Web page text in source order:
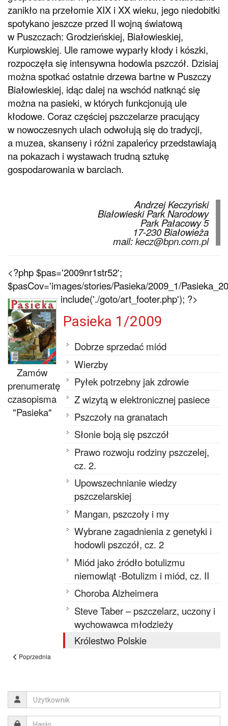
zanikło na przełomie XIX i XX wieku, jego niedobitki
spotykano jeszcze przed II wojną światową
w Puszczach: Grodzieńskiej, Białowieskiej,
Kurpiowskiej. Ule ramowe wyparły kłody i kószki,
rozpoczęła się intensywna hodowla pszczół. Dzisiaj
można spotkać ostatnie drzewa bartne w Puszczy
Białowieskiej, idąc dalej na wschód natknąć się
można na pasieki, w których funkcjonują ule
kłodowe. Coraz częściej pszczelarze pracujący
w nowoczesnych ulach odwołują się do tradycji,
a muzea, skanseny i różni zapaleńcy przedstawiają
na pokazach i wystawach trudną sztukę
gospodarowania w barciach.
Andrzej Keczyński
Białowieski Park Narodowy
Park Pałacowy 5
17-230 Białowieża
mail:kecz@bpn.com.pl
<?php $pas='2009nr1str52';
$pasCov='images/stories/Pasieka/2009_1/
include('./goto/art_footer.php'); ?>
Zamów
prenumeratę
czasopisma
"Pasieka"
Pasieka 1/2009
Dobrze sprzedać miód
Wierzby
Pyłek potrzebny jak zdrowie
Z wizytą w elektronicznej pasiece
Pszczoły na granatach
Słonie boją się pszczół
Prawo rozwoju rodziny pszczelej,
cz. 2.
Upowszechnianie wiedzy
pszczelarskiej
Mangan, pszczoły i my
Wybrane zagadnienia z genetyki i
hodowli pszczół, cz. 2
Miód jako źródło botulizmu
niemowląt -Botulizm i miód, cz. II
Choroba Alzheimera
Steve Taber – pszczelarz, uczony i
wychowawca młodzieży
Królestwo Polskie
Poprzednia